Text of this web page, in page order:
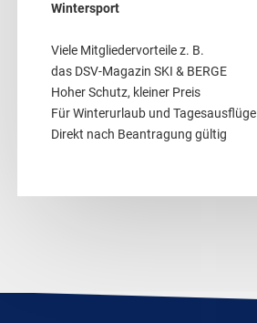
Wintersport
Viele Mitgliedervorteile z. B.
das DSV-Magazin SKI & BERGE
Hoher Schutz, kleiner Preis
Für Winterurlaub und Tagesausflüge
Direkt nach Beantragung gültig